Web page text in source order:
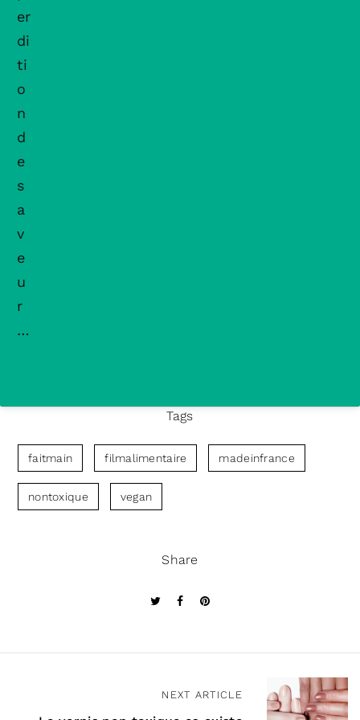
er
di
ti
o
n
d
e
s
a
v
e
u
r
…
Tags
faitmain filmalimentaire madeinfrance
nontoxique vegan
Share
NEXT ARTICLE